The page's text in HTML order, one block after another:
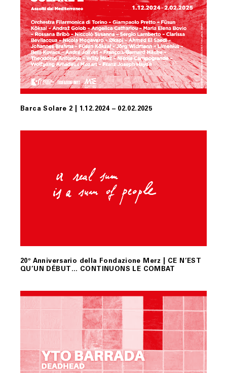
Barca Solare 2 | 1.12.2024 – 02.02.2025
20º Anniversario della Fondazione Merz | CE N’EST
QU’UN DÉBUT… CONTINUONS LE COMBAT